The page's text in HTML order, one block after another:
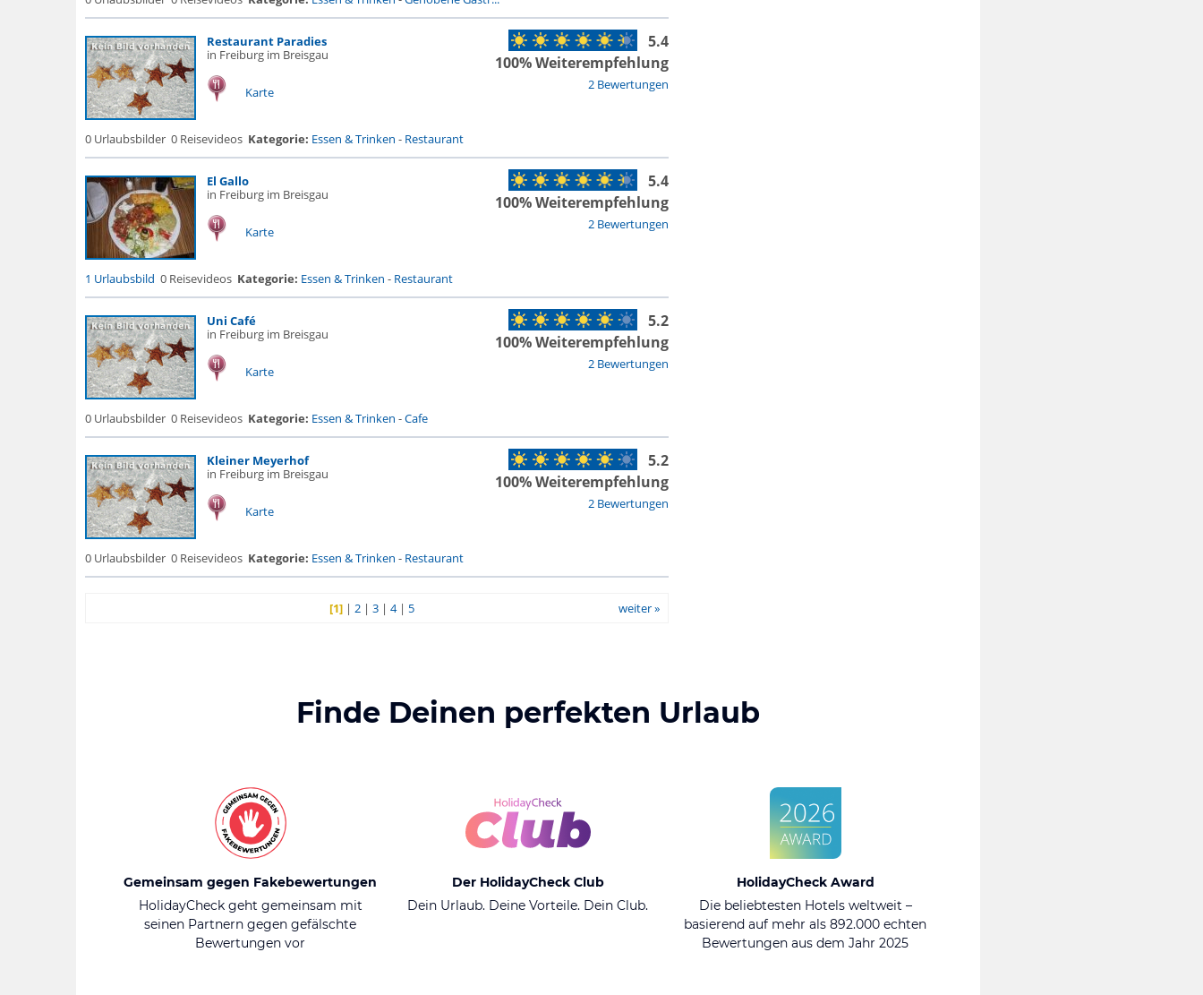
Restaurant Paradies
in Freiburg im Breisgau
Karte 2 Bewertungen
5.4
100% Weiterempfehlung
0 Urlaubsbilder 0 Reisevideos Kategorie: Essen & Trinken - Restaurant
El Gallo
in Freiburg im Breisgau
Karte 2 Bewertungen
5.4
100% Weiterempfehlung
1 Urlaubsbild 0 Reisevideos Kategorie: Essen & Trinken - Restaurant
Uni Café
in Freiburg im Breisgau
Karte 2 Bewertungen
5.2
100% Weiterempfehlung
0 Urlaubsbilder 0 Reisevideos Kategorie: Essen & Trinken -Cafe
Kleiner Meyerhof
in Freiburg im Breisgau
Karte 2 Bewertungen
5.2
100% Weiterempfehlung
0 Urlaubsbilder 0 Reisevideos Kategorie: Essen & Trinken - Restaurant
[1]| 2| 3| 4| 5 weiter »
Finde Deinen perfekten Urlaub
Gemeinsam gegen Fakebewertungen
HolidayCheck geht gemeinsam mit
seinen Partnern gegen gefälschte
Bewertungen vor
Der HolidayCheck Club
Dein Urlaub. Deine Vorteile. Dein Club.
HolidayCheck Award
Die beliebtesten Hotels weltweit –
basierend auf mehr als 892.000 echten
Bewertungen aus dem Jahr 2025